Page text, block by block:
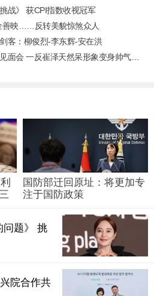
战》 获CPI指数收视冠军
善映……反转美貌惊煞众人
客：柳俊烈-李东辉-安在洪
会 一反崔泽天然呆形象变身帅气暖男
国防部迁回原址：将更加专
注于国防政策
问题》 挑
院合作共